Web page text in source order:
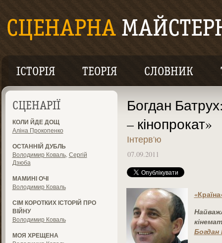
ІСТОРІЯ ТЕОРІЯ СЛОВНИК
СЦЕНАРІЇ
КОЛИ ЙДЕ ДОЩ
Аліна Прокопенко
ОСТАННІЙ ДУБЛЬ
Володимир Коваль, Сергій
Дзюба
МАМИНІ ОЧІ
Володимир Коваль
СІМ КОРОТКИХ ІСТОРІЙ ПРО
ВІЙНУ
Володимир Коваль
МОЯ ХРЕЩЕНА
Богдан
– кінопрокат»
Інтерв'ю
07.09.2011